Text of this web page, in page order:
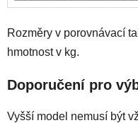
Rozměry v porovnávací
hmotnost v kg.
Doporučení pro
Vyšší model nemusí být